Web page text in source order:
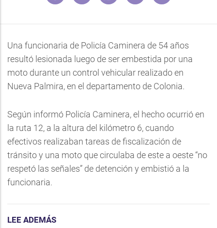
Una funcionaria de Policía Caminera de 54 años
resultó lesionada luego de ser embestida por una
moto durante un control vehicular realizado en
Nueva Palmira, en el departamento de Colonia.
Según informó Policía Caminera, el hecho ocurrió en
la ruta 12, a la altura del kilómetro 6, cuando
efectivos realizaban tareas de fiscalización de
tránsito y una moto que circulaba de este a oeste “no
respetó las señales” de detención y embistió a la
funcionaria.
LEE ADEMÁS